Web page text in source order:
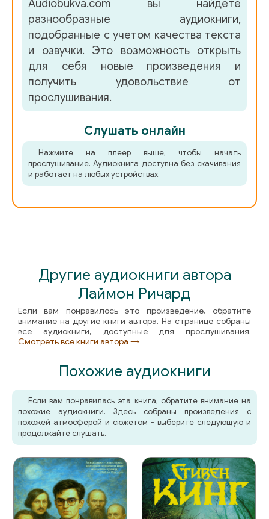
Audiobukva.com вы найдете
разнообразные аудиокниги,
подобранные с учетом качества текста
и озвучки. Это возможность открыть
для себя новые произведения и
получить удовольствие от
прослушивания.
Слушать онлайн
Нажмите на плеер выше, чтобы начать
прослушивание. Аудиокнига доступна без скачивания
и работает на любых устройствах.
Другие аудиокниги автора
Лаймон Ричард
Если вам понравилось это произведение, обратите
внимание на другие книги автора. На странице собраны
все аудиокниги, доступные для прослушивания.
Смотреть все книги автора →
Похожие аудиокниги
Если вам понравилась эта книга, обратите внимание на
похожие аудиокниги. Здесь собраны произведения с
похожей атмосферой и сюжетом - выберите следующую и
продолжайте слушать.